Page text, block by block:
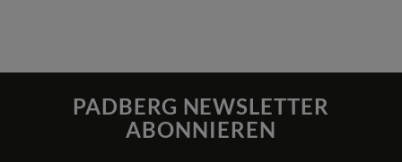
PADBERG NEWSLETTER
ABONNIEREN